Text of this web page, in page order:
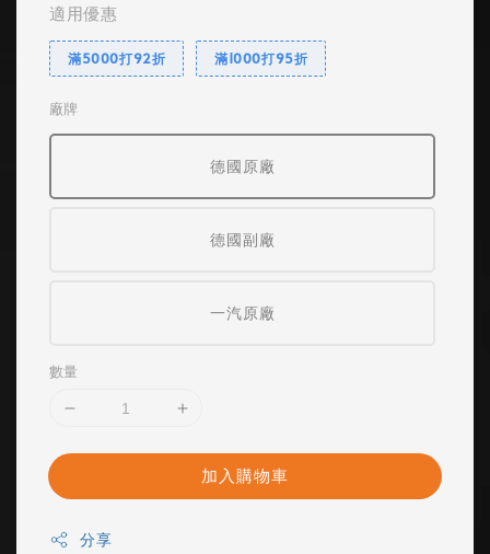
適用優惠
滿5000打92折 滿1000打95折
廠牌
德國原廠
德國副廠
一汽原廠
數量
加入購物車
分享